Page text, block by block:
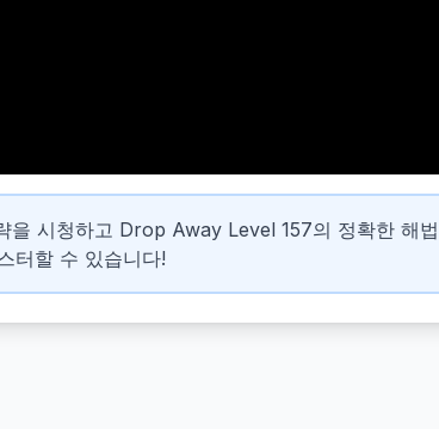
을 시청하고 Drop Away Level 157의 정확한 해법
터할 수 있습니다!